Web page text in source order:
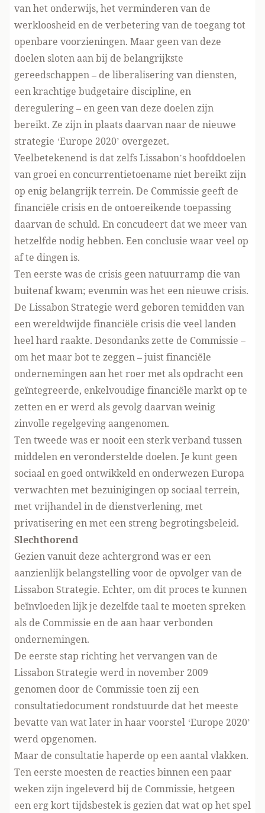
van het onderwijs, het verminderen van de
werkloosheid en de verbetering van de toegang tot
openbare voorzieningen. Maar geen van deze
doelen sloten aan bij de belangrijkste
gereedschappen – de liberalisering van diensten,
een krachtige budgetaire discipline, en
deregulering – en geen van deze doelen zijn
bereikt. Ze zijn in plaats daarvan naar de nieuwe
strategie ‘Europe 2020’ overgezet.
Veelbetekenend is dat zelfs Lissabon’s hoofddoelen
van groei en concurrentietoename niet bereikt zijn
op enig belangrijk terrein. De Commissie geeft de
financiële crisis en de ontoereikende toepassing
daarvan de schuld. En concudeert dat we meer van
hetzelfde nodig hebben. Een conclusie waar veel op
af te dingen is.
Ten eerste was de crisis geen natuurramp die van
buitenaf kwam; evenmin was het een nieuwe crisis.
De Lissabon Strategie werd geboren temidden van
een wereldwijde financiële crisis die veel landen
heel hard raakte. Desondanks zette de Commissie –
om het maar bot te zeggen – juist financiële
ondernemingen aan het roer met als opdracht een
geïntegreerde, enkelvoudige financiële markt op te
zetten en er werd als gevolg daarvan weinig
zinvolle regelgeving aangenomen.
Ten tweede was er nooit een sterk verband tussen
middelen en veronderstelde doelen. Je kunt geen
sociaal en goed ontwikkeld en onderwezen Europa
verwachten met bezuinigingen op sociaal terrein,
met vrijhandel in de dienstverlening, met
privatisering en met een streng begrotingsbeleid.
Slechthorend
Gezien vanuit deze achtergrond was er een
aanzienlijk belangstelling voor de opvolger van de
Lissabon Strategie. Echter, om dit proces te kunnen
beïnvloeden lijk je dezelfde taal te moeten spreken
als de Commissie en de aan haar verbonden
ondernemingen.
De eerste stap richting het vervangen van de
Lissabon Strategie werd in november 2009
genomen door de Commissie toen zij een
consultatiedocument rondstuurde dat het meeste
bevatte van wat later in haar voorstel ‘Europe 2020’
werd opgenomen.
Maar de consultatie haperde op een aantal vlakken.
Ten eerste moesten de reacties binnen een paar
weken zijn ingeleverd bij de Commissie, hetgeen
een erg kort tijdsbestek is gezien dat wat op het spel